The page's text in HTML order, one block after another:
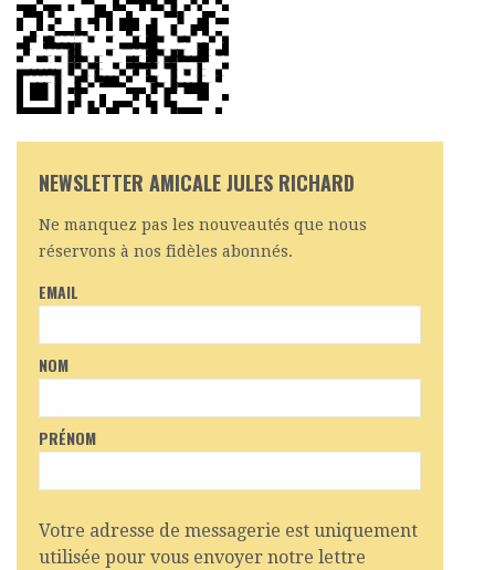
NEWSLETTER AMICALE JULES RICHARD
Ne manquez pas les nouveautés que nous
réservons à nos fidèles abonnés.
EMAIL
NOM
PRÉNOM
Votre adresse de messagerie est uniquement
utilisée pour vous envoyer notre lettre